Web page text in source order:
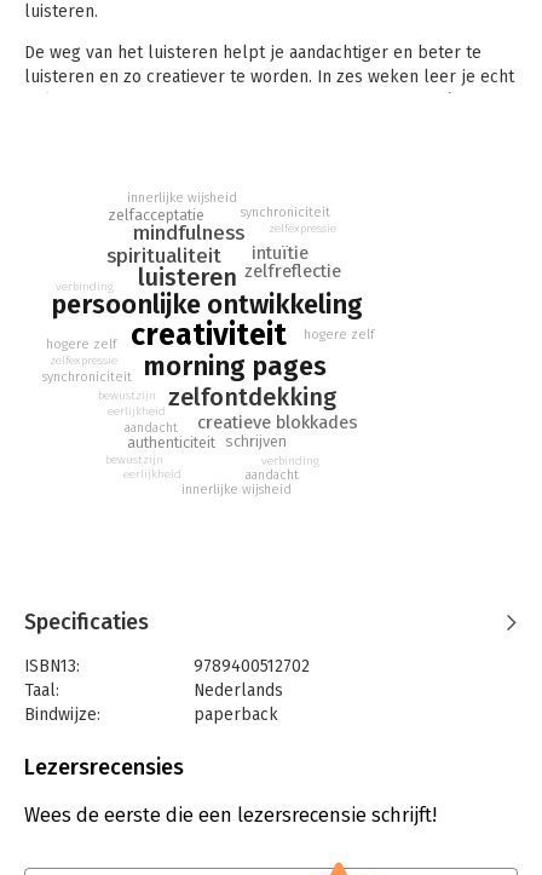
luisteren.
De weg van het luisteren helpt je aandachtiger en beter te
luisteren en zo creatiever te worden. In zes weken leer je echt
inzicht en duidelijkheid. Bovenal ontbrandt het onze creativiteit,
die we door elk aspect van ons leven voelen en kunnen
In een wereld die bol staat van lawaai is De weg van het
luisteren een belangrijke herinnering aan de kracht van echt
luisteren.
creativiteit
persoonlijke ontwikkeling
morning pages
luisteren
zelfontdekking
spiritualiteit
mindfulness
creatieve blokkades
intuïtie
zelfreflectie
schrijven
zelfacceptatie
authenticiteit
aandacht
innerlijke wijsheid
eerlijkheid
synchroniciteit
bewustzijn
zelfexpressie
hogere zelf
verbinding
aandacht
innerlijke wijsheid
eerlijkheid
synchroniciteit
bewustzijn
zelfexpressie
hogere zelf
verbinding
Specificaties
ISBN13:
9789400512702
Taal:
Nederlands
Bindwijze:
paperback
Uitgever:
Verschijningsdatum:
23-2-2021
Lezersrecensies
Wees de eerste die een lezersrecensie schrijft!